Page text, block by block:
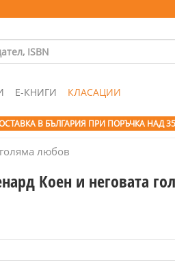
Е-КНИГИ КЛАСАЦИИ
В БЪЛГАРИЯ ПРИ ПОРЪЧКА НАД
любов
Коен и неговата